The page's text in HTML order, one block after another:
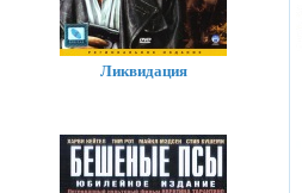
Ликвидация